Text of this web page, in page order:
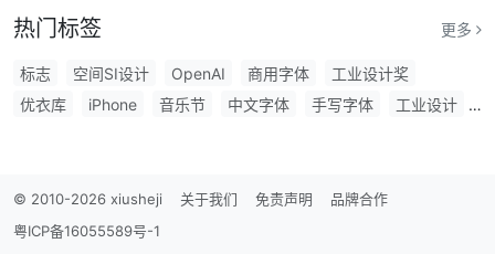
热门标签 更多
标志 空间SI设计 OpenAI 商用字体
工业设计奖
优衣库
iPhone 音乐节 中文字体 手写字体
工业设计
KTK设计奖
主视觉 台北设计奖 手绘插画 APP
书法字体
空间设计
© 2010-2026 xiusheji 关于我们 免责声明
品牌合作
粤ICP备16055589号-1